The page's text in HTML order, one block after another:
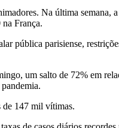
Na última
França.
pública parisiense,
um salto de 72% em
de 147 mil vítimas.